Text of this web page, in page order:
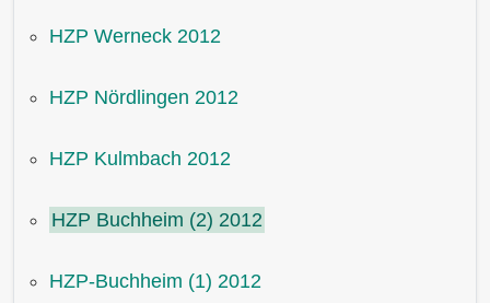
HZP Werneck 2012
HZP Nördlingen 2012
HZP Kulmbach 2012
HZP Buchheim (2) 2012
HZP-Buchheim (1) 2012